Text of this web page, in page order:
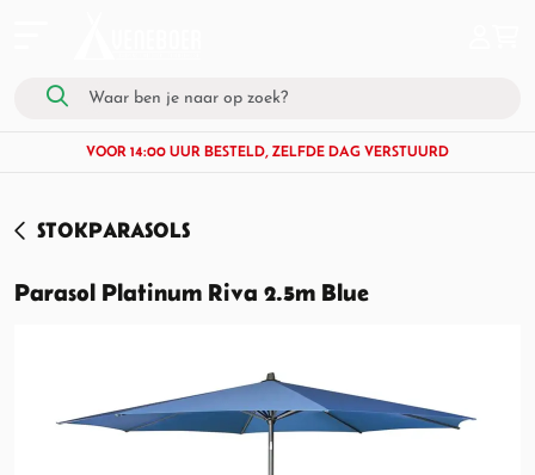
VOOR 14:00 UUR BESTELD, ZELFDE DAG VERSTUURD
STOKPARASOLS
Parasol Platinum Riva 2.5m Blue